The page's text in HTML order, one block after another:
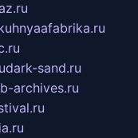
dark-sand.ru
archives.ru